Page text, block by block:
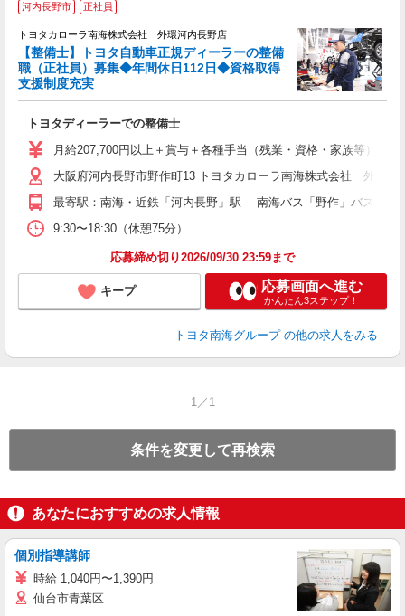
河内長野市 正社員
トヨタカローラ南海株式会社 外環河内長野店
【整備士】トヨタ自動車正規ディーラーの整備
職（正社員）募集◆年間休日112日◆資格取得
支援制度充実
トヨタディーラーでの整備士
月給207,700円以上＋賞与＋各種手当（残業・資格・家族等） ※
大阪府河内長野市野作町13 トヨタカローラ南海株式会社 外環
最寄駅：南海・近鉄「河内長野」駅 南海バス「野作」バス停よ
9:30〜18:30（休憩75分）
応募締め切り2026/09/30 23:59まで
キープ 応募画面へ進む
かんたん3ステップ！
トヨタ南海グループ の他の求人をみる
1／1
条件を変更して再検索
あなたにおすすめの求人情報
個別指導講師
時給 1,040円〜1,390円
仙台市青葉区